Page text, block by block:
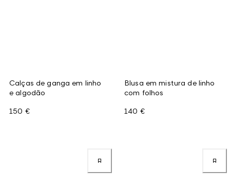
Calças de ganga em linho
e algodão
150 €
Blusa em mistura de linho
com folhos
140 €